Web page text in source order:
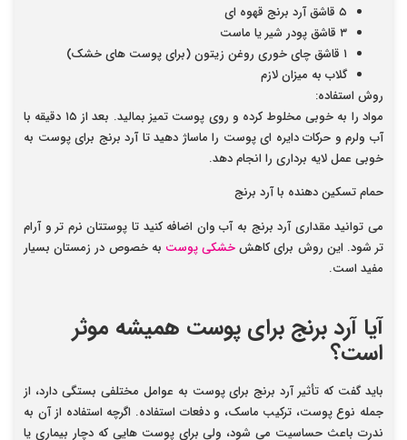
۵ قاشق آرد برنج قهوه ای
۳ قاشق پودر شیر یا ماست
۱ قاشق چای خوری روغن زیتون (برای پوست های خشک)
گلاب به میزان لازم
روش استفاده:
مواد را به خوبی مخلوط کرده و روی پوست تمیز بمالید. بعد از ۱۵ دقیقه با
آب ولرم و حرکات دایره ای پوست را ماساژ دهید تا آرد برنج برای پوست به
خوبی عمل لایه برداری را انجام دهد.
حمام تسکین دهنده با آرد برنج
می توانید مقداری آرد برنج به آب وان اضافه کنید تا پوستتان نرم تر و آرام
تر شود. این روش برای کاهشخشکی پوست به خصوص در زمستان بسیار
مفید است.
آیا آرد برنج برای پوست همیشه موثر
است؟
باید گفت که تأثیر آرد برنج برای پوست به عوامل مختلفی بستگی دارد، از
جمله نوع پوست، ترکیب ماسک، و دفعات استفاده. اگرچه استفاده از آن به
ندرت باعث حساسیت می شود، ولی برای پوست هایی که دچار بیماری یا